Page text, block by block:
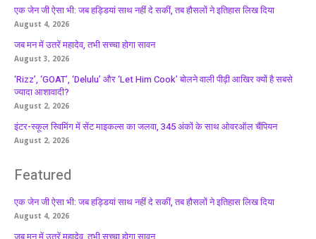
एक जेन जी ऐसा भी: जब हड्डियां साथ नहीं दे सकीं, तब हौसलों ने इतिहास लिख दिया
August 4, 2026
जब मन में उतरें महादेव, तभी सच्चा होगा सावन
August 3, 2026
‘Rizz’, ‘GOAT’, ‘Delulu’ और ‘Let Him Cook’ बोलने वाली पीढ़ी आखिर क्यों है सबसे
ज्यादा आशावादी?
August 2, 2026
इंटर-स्कूल स्विमिंग में सेंट माइकल्स का जलवा, 345 अंकों के साथ ओवरऑल चैंपियन
August 2, 2026
Featured
एक जेन जी ऐसा भी: जब हड्डियां साथ नहीं दे सकीं, तब हौसलों ने इतिहास लिख दिया
August 4, 2026